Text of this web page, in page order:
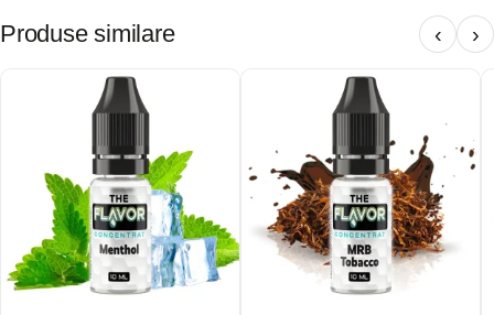
Produse similare ‹ ›